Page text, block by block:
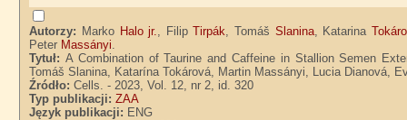
Autorzy: Marko Halo jr., FilipTirpák, Tomáš Slanina, Katarina
Peter Massányi.
Tytuł:A Combination of Taurine and Caffeine in Stallion Semen
Tomáš Slanina, Katarína Tokárová, Martin Massányi, Lucia Dianová,
Źródło:Cells. - 2023, Vol. 12, nr 2, id. 320
Typ publikacji:ZAA
Język publikacji: ENG